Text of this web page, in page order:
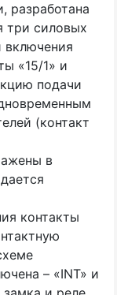
разработана
три силовых
включения
«15/1» и
подачи
(контакт
в
контакты
– «INT» и